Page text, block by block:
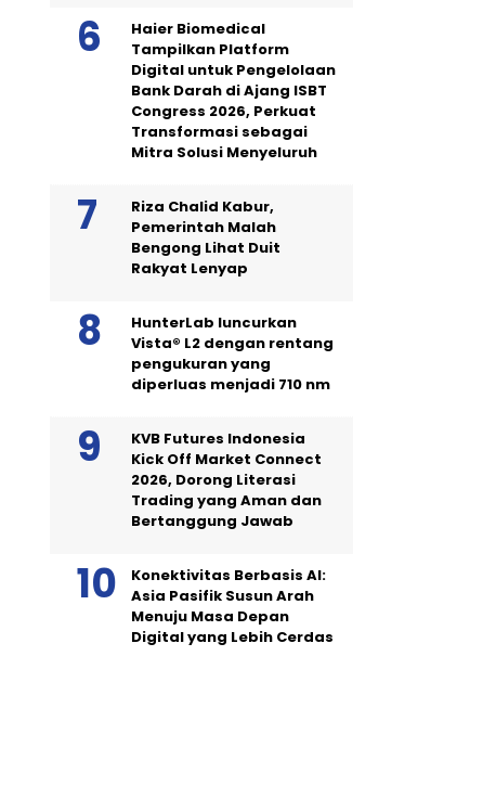
Haier Biomedical
Tampilkan Platform
Digital untuk Pengelolaan
Bank Darah di Ajang ISBT
Congress 2026, Perkuat
Transformasi sebagai
Mitra Solusi Menyeluruh
Riza Chalid Kabur,
Pemerintah Malah
Bengong Lihat Duit
Rakyat Lenyap
HunterLab luncurkan
Vista® L2 dengan rentang
pengukuran yang
diperluas menjadi 710 nm
KVB Futures Indonesia
Kick Off Market Connect
2026, Dorong Literasi
Trading yang Aman dan
Bertanggung Jawab
Konektivitas Berbasis AI:
Asia Pasifik Susun Arah
Menuju Masa Depan
Digital yang Lebih Cerdas